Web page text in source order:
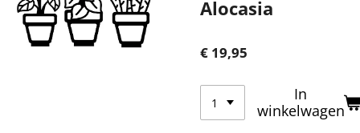
Alocasia
€ 19,95
In
winkelwagen